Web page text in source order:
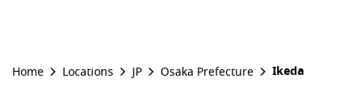
Home Locations JP Osaka Prefecture Ikeda